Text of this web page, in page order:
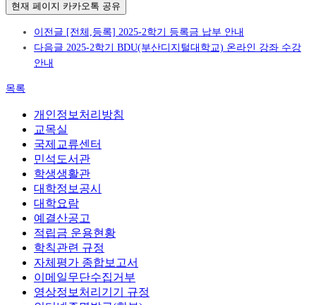
현재 페이지 카카오톡 공유
이전글 [전체,등록] 2025-2학기 등록금 납부 안내
다음글 2025-2학기 BDU(부산디지털대학교) 온라인 강좌 수강
안내
목록
개인정보처리방침
교목실
국제교류센터
민석도서관
학생생활관
대학정보공시
대학요람
예결산공고
적립금 운용현황
학칙관련 규정
자체평가 종합보고서
이메일무단수집거부
영상정보처리기기 규정